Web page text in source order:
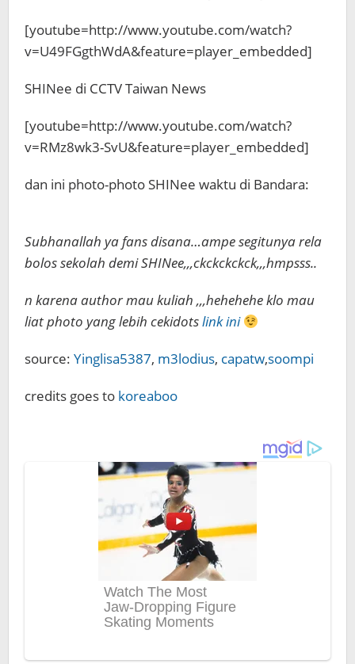
[youtube=http://www.youtube.com/watch?
v=U49FGgthWdA&feature=player_embedded]
SHINee di CCTV Taiwan News
[youtube=http://www.youtube.com/watch?
v=RMz8wk3-SvU&feature=player_embedded]
dan ini photo-photo SHINee waktu di Bandara:
Subhanallah ya fans disana…ampe segitunya rela
bolos sekolah demi SHINee,,,ckckckckck,,,hmpsss..
n karena author mau kuliah ,,,hehehehe klo mau
liat photo yang lebih cekidotslink ini
source: Yinglisa5387, m3lodius, capatw,soompi
credits goes to koreaboo